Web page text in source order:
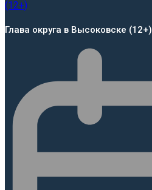
Глава округа в Высоковске (12+)